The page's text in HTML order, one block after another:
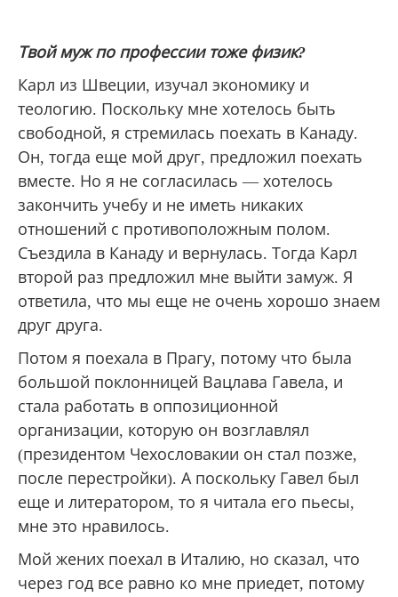
Твой муж по профессии тоже физик?
Карл из Швеции, изучал экономику и
теологию. Поскольку мне хотелось быть
свободной, я стремилась поехать в Канаду.
Он, тогда еще мой друг, предложил поехать
вместе. Но я не согласилась — хотелось
закончить учебу и не иметь никаких
отношений с противоположным полом.
Съездила в Канаду и вернулась. Тогда Карл
второй раз предложил мне выйти замуж. Я
ответила, что мы еще не очень хорошо знаем
друг друга.
Потом я поехала в Прагу, потому что была
большой поклонницей Вацлава Гавела, и
стала работать в оппозиционной
организации, которую он возглавлял
(президентом Чехословакии он стал позже,
после перестройки). А поскольку Гавел был
еще и литератором, то я читала его пьесы,
мне это нравилось.
Мой жених поехал в Италию, но сказал, что
через год все равно ко мне приедет, потому